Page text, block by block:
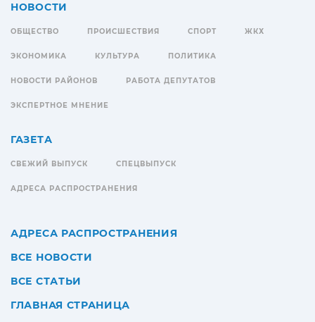
НОВОСТИ
ОБЩЕСТВО ПРОИСШЕСТВИЯ СПОРТ ЖКХ
ЭКОНОМИКА КУЛЬТУРА ПОЛИТИКА
НОВОСТИ РАЙОНОВ РАБОТА ДЕПУТАТОВ
ЭКСПЕРТНОЕ МНЕНИЕ
ГАЗЕТА
СВЕЖИЙ ВЫПУСК СПЕЦВЫПУСК
АДРЕСА РАСПРОСТРАНЕНИЯ
АДРЕСА РАСПРОСТРАНЕНИЯ
ВСЕ НОВОСТИ
ВСЕ СТАТЬИ
ГЛАВНАЯ СТРАНИЦА